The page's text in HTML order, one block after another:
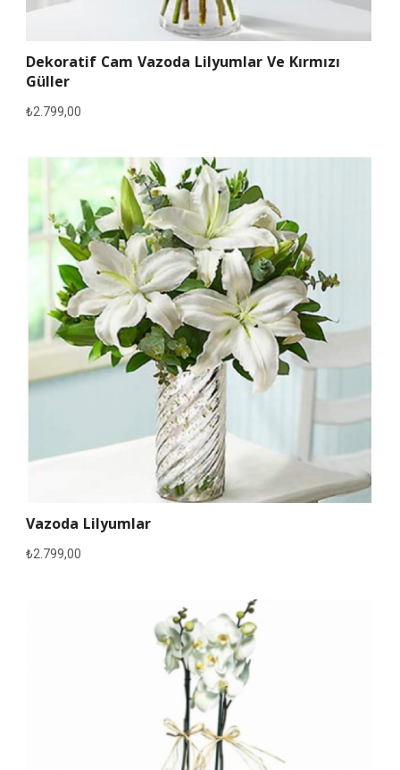
Dekoratif Cam Vazoda Lilyumlar Ve Kırmızı
Güller
₺2.799,00
Vazoda Lilyumlar
₺2.799,00